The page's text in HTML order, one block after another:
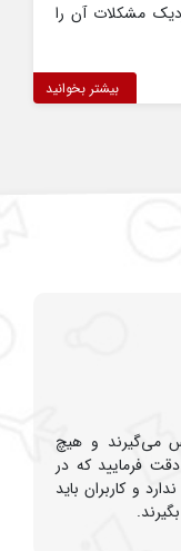
مشکلات آن را
بیشتر بخوانید
می‌گیرند و هیچ
فرمایید که در
و کاربران باید